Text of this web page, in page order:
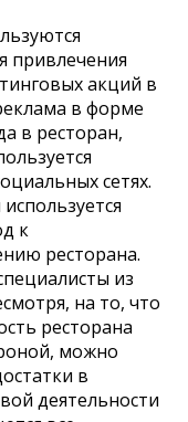
привлечения
акций в
в форме
в ресторан,
сетях.
к
ресторана.
из
на то, что
ресторана
можно
в
деятельности